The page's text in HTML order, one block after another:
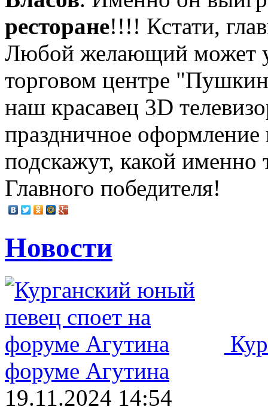
ресторане!!!! Кстати,
Любой желающий может
торговом центре
наш красавец 3D
праздничное
подскажут, какой именно
Главного победителя!
Новости
форуме Агутина
19.11.2024 14:54